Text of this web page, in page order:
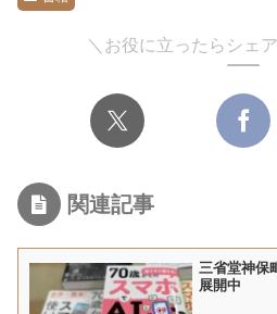
＼お役に立ったらシェ
関連記事
三省堂神保
展開中